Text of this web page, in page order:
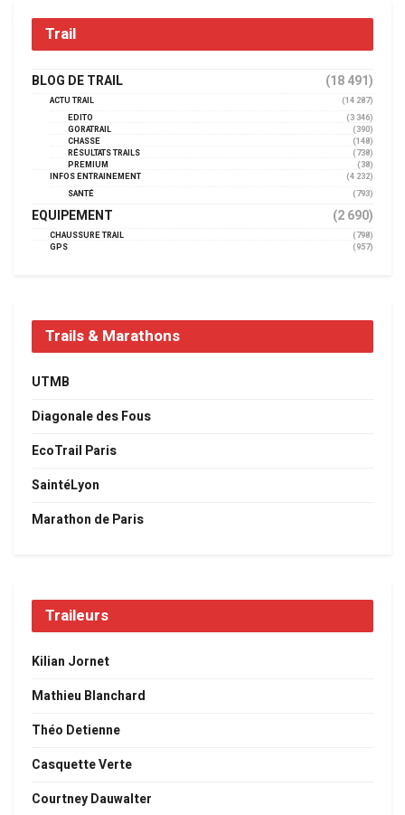
Trail
BLOG DE TRAIL (18 491)
ACTU TRAIL
(14 287)
EDITO
(3 346)
GORATRAIL
(390)
CHASSE
(148)
RÉSULTATS TRAILS
(738)
PREMIUM
(38)
INFOS ENTRAINEMENT
(4 232)
SANTÉ
(793)
EQUIPEMENT (2 690)
CHAUSSURE TRAIL
(798)
GPS
(957)
Trails & Marathons
UTMB
Diagonale des Fous
EcoTrail Paris
SaintéLyon
Marathon de Paris
Traileurs
Kilian Jornet
Mathieu Blanchard
Théo Detienne
Casquette Verte
Courtney Dauwalter